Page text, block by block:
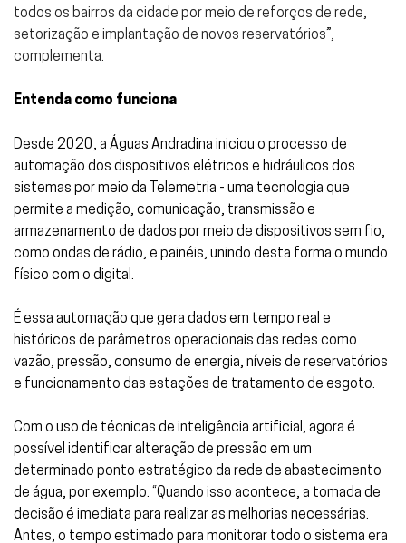
todos os bairros da cidade por meio de reforços de rede,
setorização e implantação de novos reservatórios”,
complementa.
Entenda como funciona
Desde 2020, a Águas Andradina iniciou o processo de
automação dos dispositivos elétricos e hidráulicos dos
sistemas por meio da Telemetria - uma tecnologia que
permite a medição, comunicação, transmissão e
armazenamento de dados por meio de dispositivos sem fio,
como ondas de rádio, e painéis, unindo desta forma o mundo
físico com o digital.
É essa automação que gera dados em tempo real e
históricos de parâmetros operacionais das redes como
vazão, pressão, consumo de energia, níveis de reservatórios
e funcionamento das estações de tratamento de esgoto.
Com o uso de técnicas de inteligência artificial, agora é
possível identificar alteração de pressão em um
determinado ponto estratégico da rede de abastecimento
de água, por exemplo. “Quando isso acontece, a tomada de
decisão é imediata para realizar as melhorias necessárias.
Antes, o tempo estimado para monitorar todo o sistema era